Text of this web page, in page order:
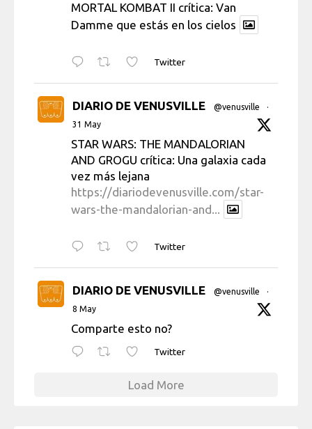
MORTAL KOMBAT II crítica: Van
Damme que estás en los cielos
Twitter
DIARIO DE VENUSVILLE @venusville
·
31 May
STAR WARS: THE MANDALORIAN
AND GROGU crítica: Una galaxia cada
vez más lejana
https://diariodevenusville.com/star-
wars-the-mandalorian-and...
Twitter
DIARIO DE VENUSVILLE @venusville
·
8 May
Comparte esto no?
Twitter
Load More